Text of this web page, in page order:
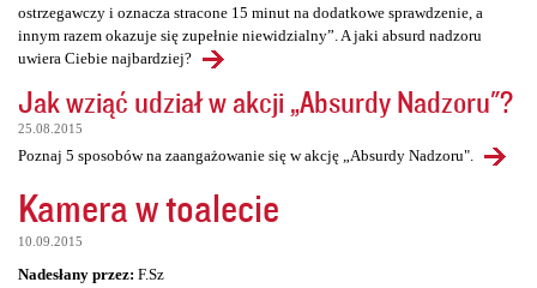
ostrzegawczy i oznacza stracone 15 minut na dodatkowe sprawdzenie, a
innym razem okazuje się zupełnie niewidzialny”. A jaki absurd nadzoru
uwiera Ciebie najbardziej?
Jak wziąć udział w akcji „Absurdy Nadzoru"?
25.08.2015
Poznaj 5 sposobów na zaangażowanie się w akcję „Absurdy Nadzoru".
Kamera w toalecie
10.09.2015
Nadesłany przez: F.Sz